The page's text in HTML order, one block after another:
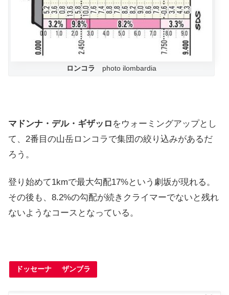
ロンコラ photo ilombardia
マドンナ・デル・ギザッロ をウォーミングアップとし
て、2番目の山岳ロンコラで集団の絞り込みがあるだ
ろう。
登り始めて1kmで最大勾配17%という劇坂が現れる。
その後も、8.2%の勾配が続きクライマーでないと残れ
ないようなコースとなっている。
ドッセーナ ザンブラ